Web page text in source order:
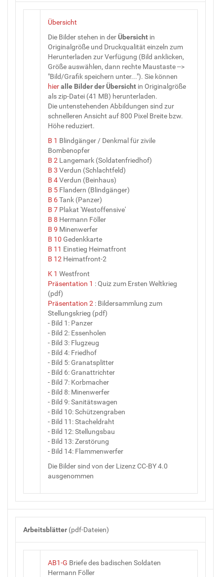
Übersicht
Die Bilder stehen in derÜbersicht in
Originalgröße und Druckqualität einzeln zum
Herunterladen zur Verfügung (Bild anklicken,
Größe auswählen, dann rechte Maustaste -->
"Bild/Grafik speichern unter..."). Sie können
hieralle BilderderÜbersicht in Originalgröße
als zip-Datei (41 MB) herunterladen.
Die untenstehenden Abbildungen sind zur
schnelleren Ansicht auf 800 Pixel Breite bzw.
Höhe reduziert.
B 1 Blindgänger / Denkmal für zivile
Bombenopfer
B 2 Langemark (Soldatenfriedhof)
B 3 Verdun (Schlachtfeld)
B 4Verdun (Beinhaus)
B 5 Flandern (Blindgänger)
B 6Tank (Panzer)
B 7 Plakat 'Westoffensive'
B 8 Hermann Föller
B 9 Minenwerfer
B 10 Gedenkkarte
B 11 Einstieg Heimatfront
B 12 Heimatfront-2
K 1 Westfront
Präsentation 1 : Quiz zum Ersten Weltkrieg
(pdf)
Präsentation 2 : Bildersammlung zum
Stellungskrieg (pdf)
- Bild 1: Panzer
- Bild 2: Essenholen
- Bild 3: Flugzeug
- Bild 4: Friedhof
- Bild 5: Granatsplitter
- Bild 6: Granattrichter
- Bild 7: Korbmacher
- Bild 8: Minenwerfer
- Bild 9: Sanitätswagen
- Bild 10: Schützengraben
- Bild 11: Stacheldraht
- Bild 12: Stellungsbau
- Bild 13: Zerstörung
- Bild 14: Flammenwerfer
Die Bilder sind von der Lizenz CC-BY 4.0
ausgenommen
Arbeitsblätter (pdf-Dateien)
AB1-G Briefe des badischen Soldaten
Hermann Föller